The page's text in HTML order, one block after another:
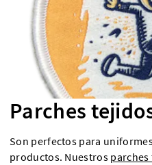
Parches
Son perfectos para
productos. Nuestros